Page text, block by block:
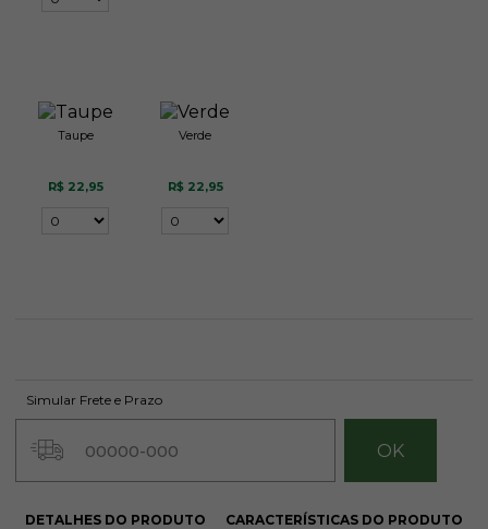
Taupe
R$ 22,95
Verde
R$ 22,95
Simular Frete e Prazo
DETALHES DO PRODUTO CARACTERÍSTICAS DO PRODUTO